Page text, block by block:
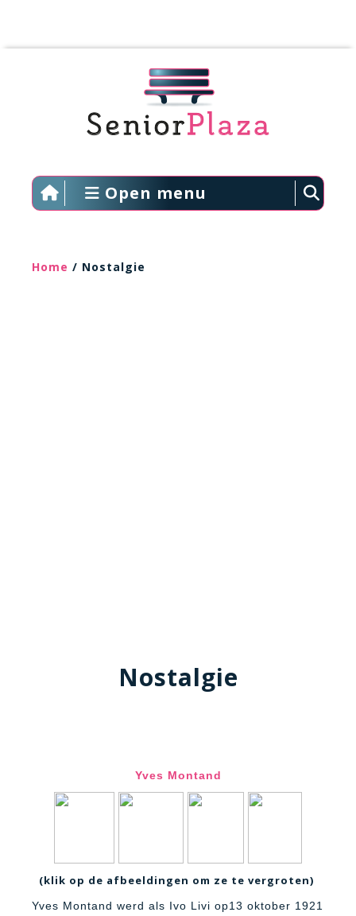
Open menu
Home / Nostalgie
Nostalgie
Yves Montand
(klik op de afbeeldingen om ze te vergroten)
Yves Montand werd als Ivo Livi op13 oktober 1921